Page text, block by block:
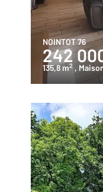
NOINTOT 76
242
135,8 m2 ,